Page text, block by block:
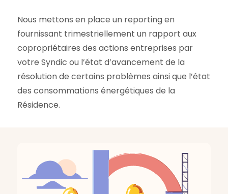
Nous mettons en place un reporting en
fournissant trimestriellement un rapport aux
copropriétaires des actions entreprises par
votre Syndic ou l’état d’avancement de la
résolution de certains problèmes ainsi que l’état
des consommations énergétiques de la
Résidence.